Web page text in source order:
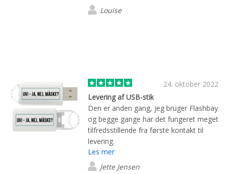
Louise
24. oktober 2022
Levering af USB-stik
Den er anden gang, jeg bruger Flashbay
og begge gange har det fungeret meget
tilfredsstillende fra første kontakt til
levering.
Les mer
Jette Jensen